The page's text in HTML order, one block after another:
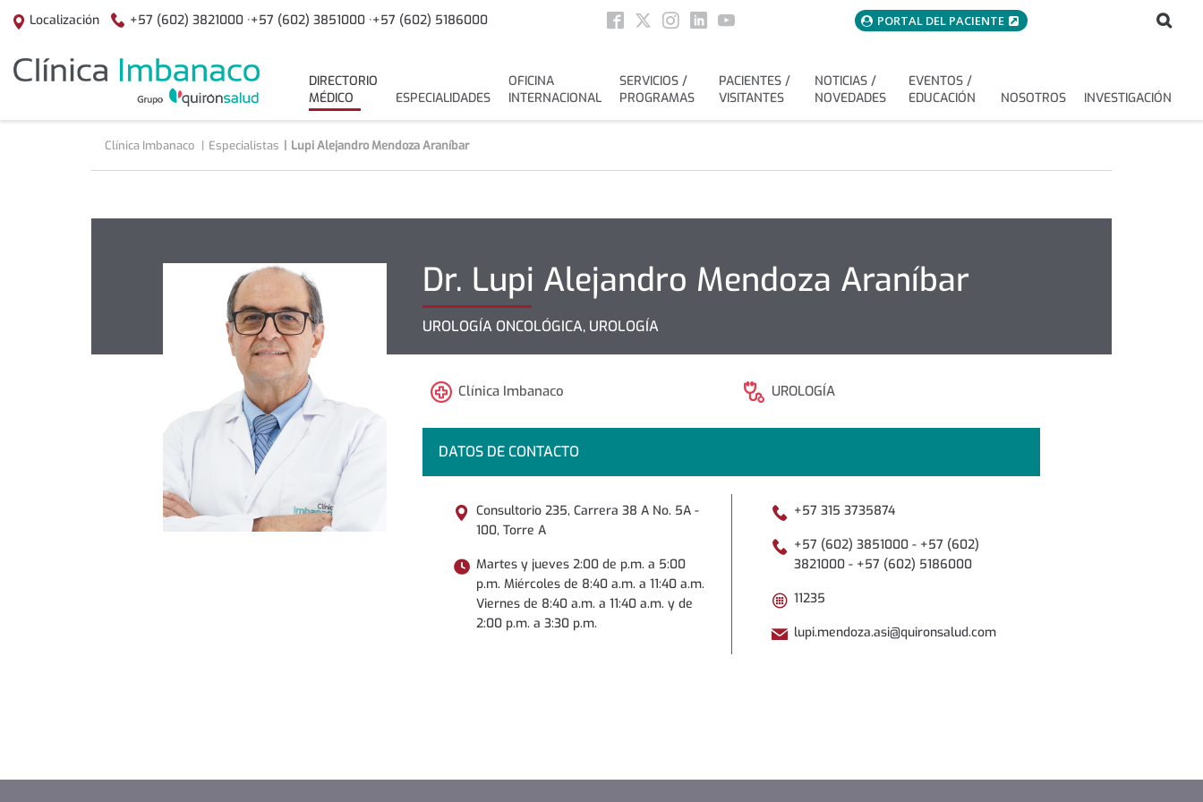
Localización +57 (602) 3821000 ·+57 (602) 3851000 ·+57 (602) 5186000
Social
menuAcceso
PORTAL DEL PACIENTE
Buscar
DIRECTORIO
MÉDICO
ESPECIALIDADES
OFICINA
INTERNACIONAL
SERVICIOS /
PROGRAMAS
PACIENTES /
VISITANTES
NOTICIAS /
NOVEDADES
EVENTOS /
EDUCACIÓN
NOSOTROS INVESTIGACIÓN
Clínica Imbanaco Especialistas Lupi Alejandro Mendoza Araníbar
Dr. Lupi Alejandro Mendoza Araníbar
UROLOGÍA ONCOLÓGICA, UROLOGÍA
Clínica Imbanaco UROLOGÍA
DATOS DE CONTACTO
Consultorio 235, Carrera 38 A No. 5A -
100, Torre A
Martes y jueves 2:00 de p.m. a 5:00
p.m. Miércoles de 8:40 a.m. a 11:40 a.m.
Viernes de 8:40 a.m. a 11:40 a.m. y de
2:00 p.m. a 3:30 p.m.
+57 315 3735874
+57 (602) 3851000 - +57 (602)
3821000 - +57 (602) 5186000
11235
lupi.mendoza.asi@quironsalud.com